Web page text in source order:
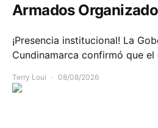
Armados
¡Presencia institucional! La
Cundinamarca confirmó que
Terry Loui 08/08/2026